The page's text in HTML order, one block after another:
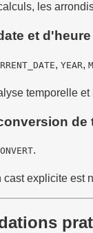
les
et d'heure
, YEAR,
temporelle et
de
.
explicite est